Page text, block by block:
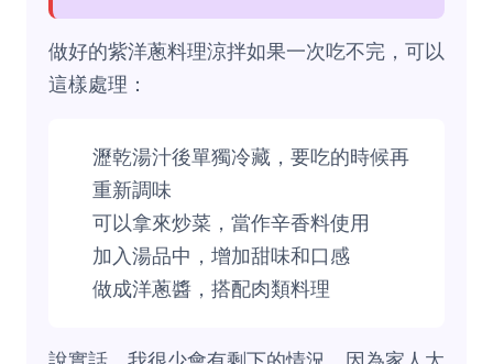
做好的紫洋蔥料理涼拌如果一次吃不完，可以
這樣處理：
瀝乾湯汁後單獨冷藏，要吃的時候再
重新調味
可以拿來炒菜，當作辛香料使用
加入湯品中，增加甜味和口感
做成洋蔥醬，搭配肉類料理